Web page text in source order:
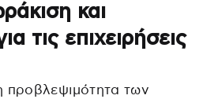
και
τις επιχειρήσεις
η προβλεψιμότητα των